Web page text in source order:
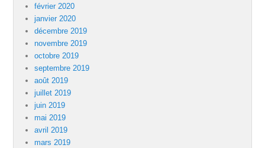
février 2020
janvier 2020
décembre 2019
novembre 2019
octobre 2019
septembre 2019
août 2019
juillet 2019
juin 2019
mai 2019
avril 2019
mars 2019